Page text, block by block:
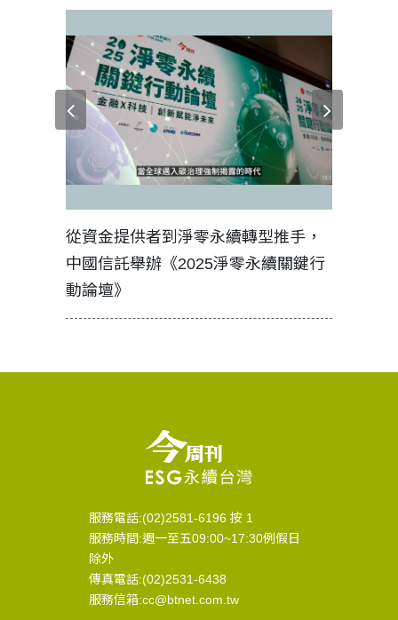
從資金提供者到淨零永續轉型推手，
中國信託舉辦《2025淨零永續關鍵行
動論壇》
服務電話:(02)2581-6196 按 1
服務時間:週一至五09:00~17:30例假日
除外
傳真電話:(02)2531-6438
服務信箱:cc@btnet.com.tw